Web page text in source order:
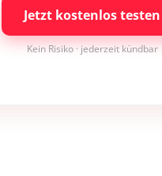
Jetzt kostenlos testen
Kein Risiko · jederzeit kündbar